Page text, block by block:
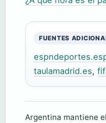
FUENTES
taulamadrid.es,
Argentina mantiene